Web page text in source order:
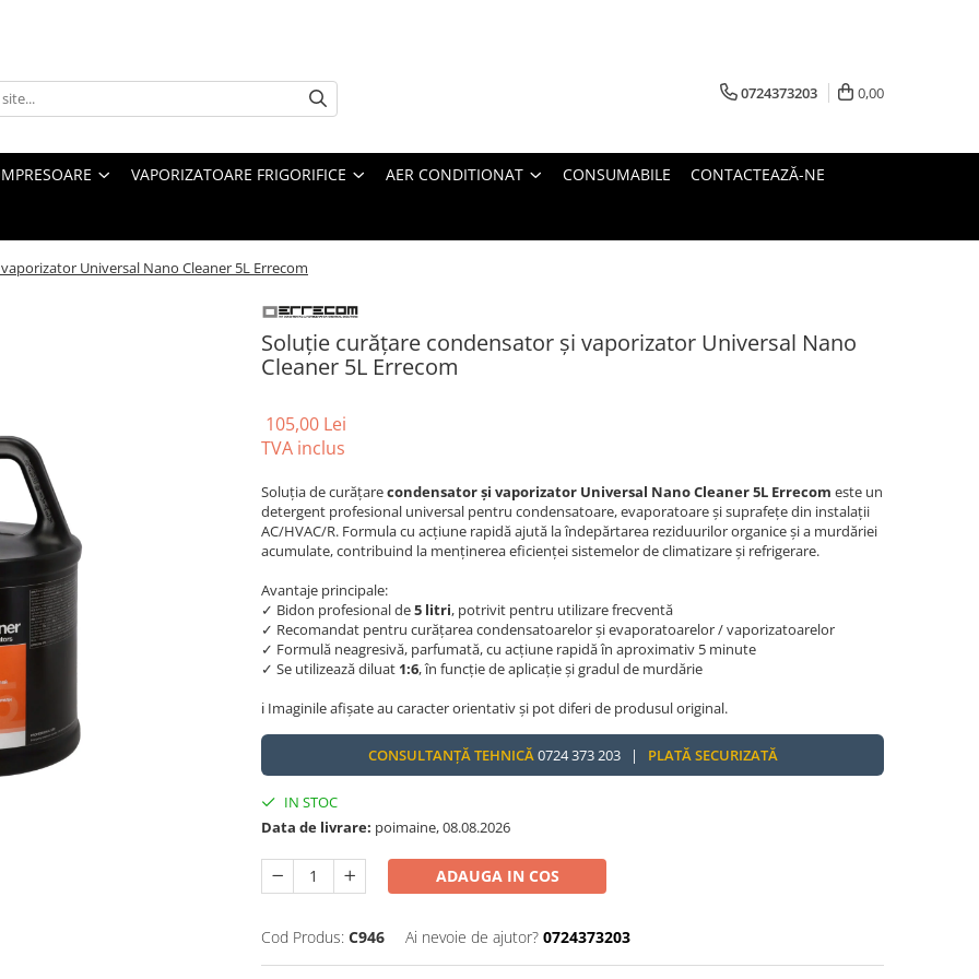
0724373203 0,00
VAPORIZATOARE FRIGORIFICE AER CONDITIONAT CONSUMABILE CONTACTEAZĂ-NE
Universal Nano Cleaner 5L Errecom
Soluție curățare condensator și vaporizator Universal Nano
Cleaner 5L Errecom
105,00 Lei
TVA inclus
Soluția de curățarecondensator și vaporizator Universal Nano Cleaner 5L Errecom este un
detergent profesional universal pentru condensatoare, evaporatoare și suprafețe din instalații
AC/HVAC/R. Formula cu acțiune rapidă ajută la îndepărtarea reziduurilor organice și a murdăriei
acumulate, contribuind la menținerea eficienței sistemelor de climatizare și refrigerare.
Avantaje principale:
✓ Bidon profesional de5 litri, potrivit pentru utilizare frecventă
✓ Recomandat pentru curățarea condensatoarelor și evaporatoarelor / vaporizatoarelor
✓ Formulă neagresivă, parfumată, cu acțiune rapidă în aproximativ 5 minute
✓ Se utilizează diluat 1:6, în funcție de aplicație și gradul de murdărie
ℹ️ Imaginile afișate au caracter orientativ și pot diferi de produsul original.
CONSULTANȚĂ TEHNICĂ0724 373 203 | PLATĂ SECURIZATĂ
IN STOC
Data de livrare: poimaine, 08.08.2026
ADAUGA IN COS
Cod Produs: C946 Ai nevoie de ajutor? 0724373203